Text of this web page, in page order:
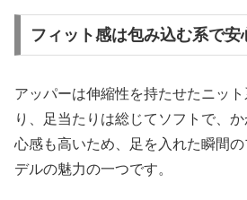
フィット感は包み込む系で安
アッパーは伸縮性を持たせたニッ
り、足当たりは総じてソフトで、
心感も高いため、足を入れた瞬間
デルの魅力の一つです。